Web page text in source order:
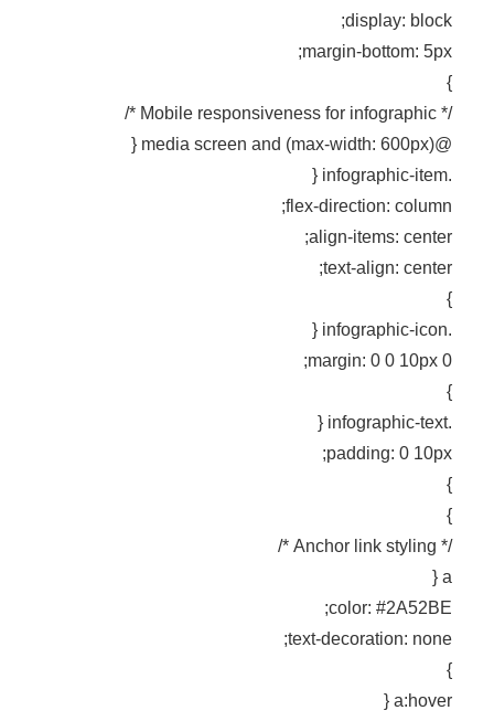
display: block;
margin-bottom: 5px;
}
/* Mobile responsiveness for infographic */
@media screen and (max-width: 600px) {
.infographic-item {
flex-direction: column;
align-items: center;
text-align: center;
}
.infographic-icon {
margin: 0 0 10px 0;
}
.infographic-text {
padding: 0 10px;
}
}
/* Anchor link styling */
a {
color: #2A52BE;
text-decoration: none;
}
a:hover {